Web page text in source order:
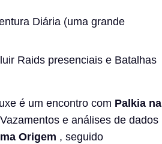
Diária (uma grande
Raids presenciais e Batalhas
é um encontro com Palkia na
e análises de dados
Origem , seguido